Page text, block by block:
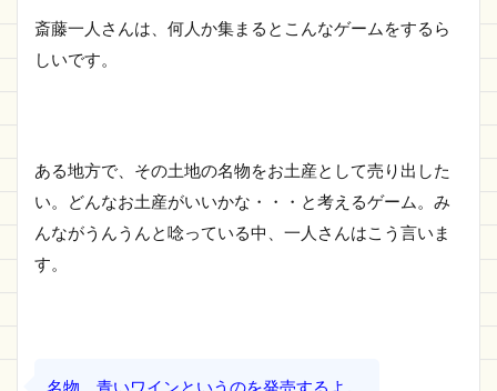
斎藤一人さんは、何人か集まるとこんなゲームをするら
しいです。
ある地方で、その土地の名物をお土産として売り出した
い。どんなお土産がいいかな・・・と考えるゲーム。み
んながうんうんと唸っている中、一人さんはこう言いま
す。
名物、青いワインというのを発売するよ。